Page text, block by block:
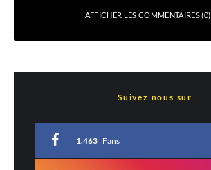
AFFICHER LES COMMENTAIRES (0)
*
Commentaire*
Suivez nous sur
1.463 Fans